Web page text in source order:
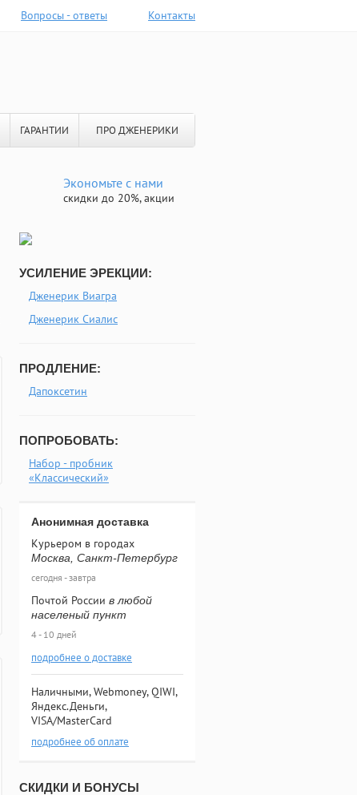
Вопросы - ответы Контакты
ГАРАНТИИ ПРО ДЖЕНЕРИКИ
Экономьте с нами
скидки до 20%, акции
УСИЛЕНИЕ ЭРЕКЦИИ:
Дженерик Виагра
Дженерик Сиалис
ПРОДЛЕНИЕ:
Дапоксетин
ПОПРОБОВАТЬ:
Набор - пробник
«Классический»
Анонимная доставка
Курьером в городах
Москва, Санкт-Петербург
сегодня - завтра
Почтой России в любой
населеный пункт
4 - 10 дней
подробнее о доставке
Наличными, Webmoney, QIWI,
Яндекс.Деньги,
VISA/MasterCard
подробнее об оплате
СКИДКИ И БОНУСЫ